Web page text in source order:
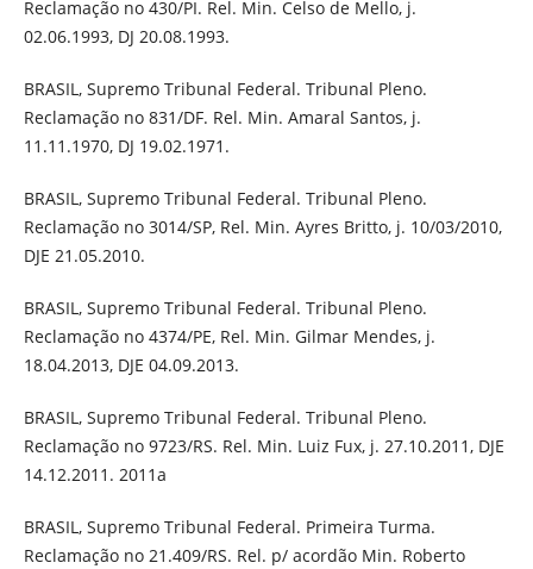
Reclamação no 430/PI. Rel. Min. Celso de Mello, j.
02.06.1993, DJ 20.08.1993.
BRASIL, Supremo Tribunal Federal. Tribunal Pleno.
Reclamação no 831/DF. Rel. Min. Amaral Santos, j.
11.11.1970, DJ 19.02.1971.
BRASIL, Supremo Tribunal Federal. Tribunal Pleno.
Reclamação no 3014/SP, Rel. Min. Ayres Britto, j. 10/03/2010,
DJE 21.05.2010.
BRASIL, Supremo Tribunal Federal. Tribunal Pleno.
Reclamação no 4374/PE, Rel. Min. Gilmar Mendes, j.
18.04.2013, DJE 04.09.2013.
BRASIL, Supremo Tribunal Federal. Tribunal Pleno.
Reclamação no 9723/RS. Rel. Min. Luiz Fux, j. 27.10.2011, DJE
14.12.2011. 2011a
BRASIL, Supremo Tribunal Federal. Primeira Turma.
Reclamação no 21.409/RS. Rel. p/ acordão Min. Roberto